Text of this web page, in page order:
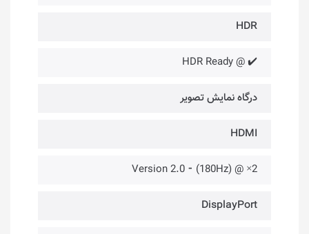
HDR
✔️ @ HDR Ready
درگاه‌ نمایش تصویر
HDMI
2× @ (180Hz) ⁃ Version 2.0
DisplayPort